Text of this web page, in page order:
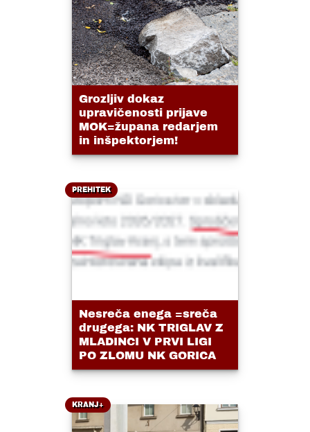
Grozljiv dokaz
upravičenosti prijave
MOK=župana redarjem
in inšpektorjem!
PREHITEK
Nesreča enega =sreča
drugega: NK TRIGLAV Z
MLADINCI V PRVI LIGI
PO ZLOMU NK GORICA
KRANJ+